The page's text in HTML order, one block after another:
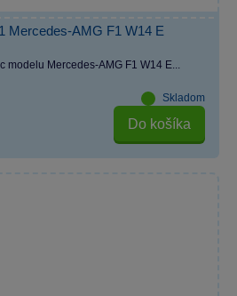
Mercedes-AMG F1 W14 E
modelu Mercedes-AMG F1 W14 E...
Skladom
Do košíka